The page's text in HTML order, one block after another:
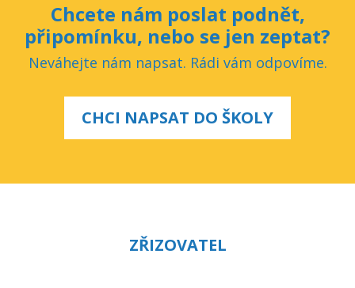
Chcete nám poslat podnět,
připomínku, nebo se jen zeptat?
Neváhejte nám napsat. Rádi vám odpovíme.
CHCI NAPSAT DO ŠKOLY
ZŘIZOVATEL